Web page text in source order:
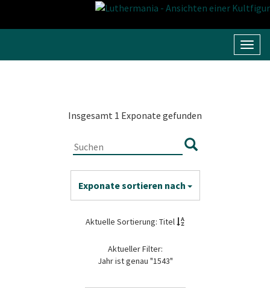
Insgesamt 1 Exponate gefunden
Exponate sortieren nach
Aktuelle Sortierung: Titel
Aktueller Filter:
Jahr ist genau "1543"